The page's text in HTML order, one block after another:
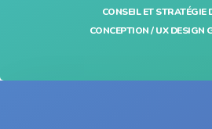
CONSEIL ET STRATÉGIE
CONCEPTION / UX DESIGN